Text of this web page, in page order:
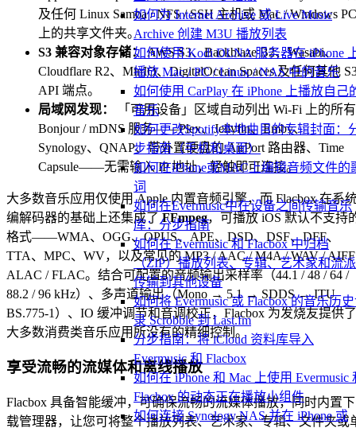
如何为 Internet Archive 或 Live Music
Archive 创建 M3U 播放列表
如何使用 Kodi DLNA 服务器在 iPhone
播放 Mac / PC / Linux / NAS 中的音乐
如何使用 CarPlay 在 iPhone 上播放自己
音乐
如何更改Spotify本地曲目的专辑封面：
步指南（手机和桌面）
如何在iPhone或MAC上编辑音频文件的
词
如何在Evermusic中在设备之间传输音乐
库：分步指南
如何在 Evermusic 和 Flacbox 中归档
（ZIP）播放列表、专辑、艺术家和流
传输到其他设备
如何将 Evermusic 或 Flacbox 的音乐历
录 Scrobble 到 Last.fm
分步指南：将 iCloud 资料库导入
Evermusic 和 Flacbox
如何在 iPhone 和 Mac 上使用 Evermusic
Flacbox 的动态正在播放小组件
如何连接 Synology NAS 并在 iPhone 或
及任何 Linux Samba / NFS / SSH 主机或 Mac / Windows PC
上的共享文件夹。
S3 兼容对象存储：AWS S3、Backblaze B2、Wasabi、
Cloudflare R2、MinIO、DigitalOcean Spaces 及任何其他
API 端点。
局域网发现：
「可用设备」区域自动列出 Wi-Fi 上的所有
Bonjour / mDNS 服务——Plex、Jellyfin、Emby、
Synology、QNAP、带外置硬盘的 AirPort 路由器、Time
Capsule——无需输入 IP 地址，轻触即可连接。
大多数音乐应用仅使用 Apple 内置音频引擎，而 Flacbox 在系
编解码器的基础上还集成了FFmpeg，可播放 iOS 默认不支持
格式——WMA、OGG、OPUS、APE、DSD、DSF、DFF、
TTA、MPC、WV，以及常见的 MP3 / AAC / M4A / WAV /
ALAC / FLAC。结合可配置的音频输出采样率（44.1 / 48 / 64 /
88.2 / 96 kHz）、多声道输出（Mono → 5.1 → SDDS → ITU
BS.775-1）、IO 缓冲调节和音调校正，Flacbox 为发烧友提供了
大多数消费类音乐应用所没有的精细控制。
享受流畅的流媒体和离线播放
Flacbox 具备智能缓冲，可确保流畅的流媒体播放，同时内置下
载管理器，让您可将整个播放列表、艺术家、专辑、文件夹或